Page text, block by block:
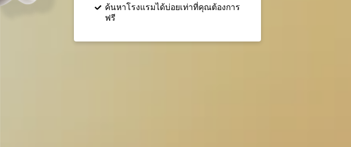
ค้นหาโรงแรมได้บ่อยเท่าที่คุณต้องการ
ฟรี